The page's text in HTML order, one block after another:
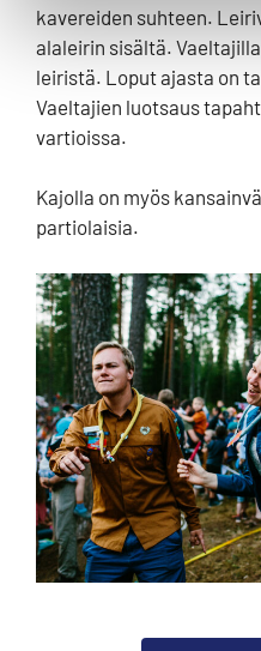
kavereiden suhteen.
alaleirin sisältä.
leiristä. Loput ajasta on
Vaeltajien luotsaus
vartioissa.
Kajolla on myös
partiolaisia.